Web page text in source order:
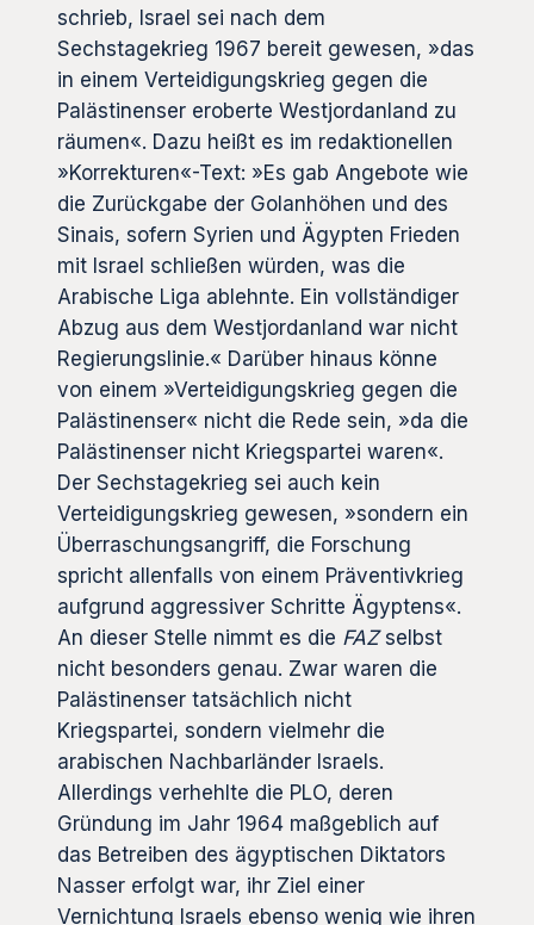
schrieb, Israel sei nach dem
Sechstagekrieg 1967 bereit gewesen, »das
in einem Verteidigungskrieg gegen die
Palästinenser eroberte Westjordanland zu
räumen«. Dazu heißt es im redaktionellen
»Korrekturen«-Text: »Es gab Angebote wie
die Zurückgabe der Golanhöhen und des
Sinais, sofern Syrien und Ägypten Frieden
mit Israel schließen würden, was die
Arabische Liga ablehnte. Ein vollständiger
Abzug aus dem Westjordanland war nicht
Regierungslinie.« Darüber hinaus könne
von einem »Verteidigungskrieg gegen die
Palästinenser« nicht die Rede sein, »da die
Palästinenser nicht Kriegspartei waren«.
Der Sechstagekrieg sei auch kein
Verteidigungskrieg gewesen, »sondern ein
Überraschungsangriff, die Forschung
spricht allenfalls von einem Präventivkrieg
aufgrund aggressiver Schritte Ägyptens«.
An dieser Stelle nimmt es die FAZselbst
nicht besonders genau. Zwar waren die
Palästinenser tatsächlich nicht
Kriegspartei, sondern vielmehr die
arabischen Nachbarländer Israels.
Allerdings verhehlte die PLO, deren
Gründung im Jahr 1964 maßgeblich auf
das Betreiben des ägyptischen Diktators
Nasser erfolgt war, ihr Ziel einer
Vernichtung Israels ebenso wenig wie ihren